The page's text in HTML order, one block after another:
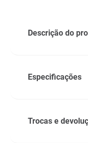
Descrição do
Especificações
Trocas e